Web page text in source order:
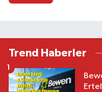
Trend Haberler
1